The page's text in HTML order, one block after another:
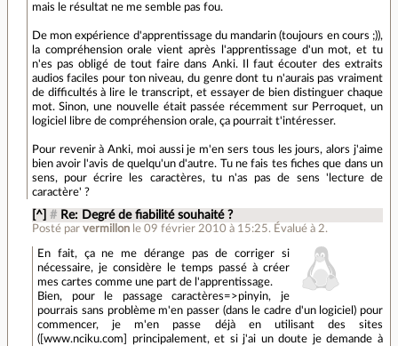
mais le résultat ne me semble pas fou.
De mon expérience d'apprentissage du mandarin (toujours en cours ;)),
la compréhension orale vient après l'apprentissage d'un mot, et tu
n'es pas obligé de tout faire dans Anki. Il faut écouter des extraits
audios faciles pour ton niveau, du genre dont tu n'aurais pas vraiment
de difficultés à lire le transcript, et essayer de bien distinguer chaque
mot. Sinon, une nouvelle était passée récemment sur Perroquet, un
logiciel libre de compréhension orale, ça pourrait t'intéresser.
Pour revenir à Anki, moi aussi je m'en sers tous les jours, alors j'aime
bien avoir l'avis de quelqu'un d'autre. Tu ne fais tes fiches que dans un
sens, pour écrire les caractères, tu n'as pas de sens 'lecture de
caractère' ?
[^] # Re: Degré de fiabilité souhaité ?
Posté parvermillon le 09 février 2010 à 15:25. Évalué à 2.
En fait, ça ne me dérange pas de corriger si
nécessaire, je considère le temps passé à créer
mes cartes comme une part de l'apprentissage.
Bien, pour le passage caractères=>pinyin, je
pourrais sans problème m'en passer (dans le cadre d'un logiciel) pour
commencer, je m'en passe déjà en utilisant des sites
([www.nciku.com] principalement, et si j'ai un doute je demande à